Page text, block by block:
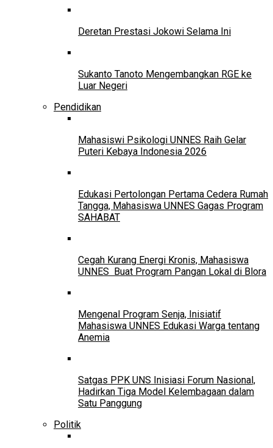
Deretan Prestasi Jokowi Selama Ini
Sukanto Tanoto Mengembangkan RGE ke
Luar Negeri
Pendidikan
Mahasiswi Psikologi UNNES Raih Gelar
Puteri Kebaya Indonesia 2026
Edukasi Pertolongan Pertama Cedera Rumah
Tangga, Mahasiswa UNNES Gagas Program
SAHABAT
Cegah Kurang Energi Kronis, Mahasiswa
UNNES Buat Program Pangan Lokal di Blora
Mengenal Program Senja, Inisiatif
Mahasiswa UNNES Edukasi Warga tentang
Anemia
Satgas PPK UNS Inisiasi Forum Nasional,
Hadirkan Tiga Model Kelembagaan dalam
Satu Panggung
Politik